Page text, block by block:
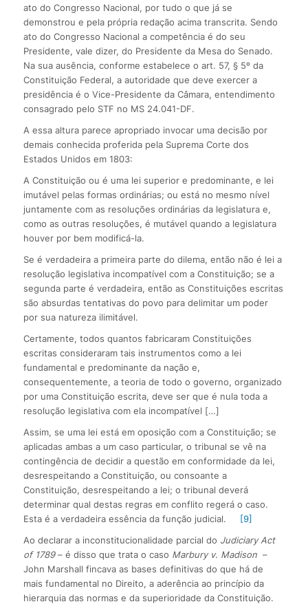
ato do Congresso Nacional, por tudo o que já se
demonstrou e pela própria redação acima transcrita. Sendo
ato do Congresso Nacional a competência é do seu
Presidente, vale dizer, do Presidente da Mesa do Senado.
Na sua ausência, conforme estabelece o art. 57, § 5º da
Constituição Federal, a autoridade que deve exercer a
presidência é o Vice-Presidente da Câmara, entendimento
consagrado pelo STF no MS 24.041-DF.
A essa altura parece apropriado invocar uma decisão por
demais conhecida proferida pela Suprema Corte dos
Estados Unidos em 1803:
A Constituição ou é uma lei superior e predominante, e lei
imutável pelas formas ordinárias; ou está no mesmo nível
juntamente com as resoluções ordinárias da legislatura e,
como as outras resoluções, é mutável quando a legislatura
houver por bem modificá-la.
Se é verdadeira a primeira parte do dilema, então não é lei a
resolução legislativa incompatível com a Constituição; se a
segunda parte é verdadeira, então as Constituições escritas
são absurdas tentativas do povo para delimitar um poder
por sua natureza ilimitável.
Certamente, todos quantos fabricaram Constituições
escritas consideraram tais instrumentos como a lei
fundamental e predominante da nação e,
consequentemente, a teoria de todo o governo, organizado
por uma Constituição escrita, deve ser que é nula toda a
resolução legislativa com ela incompatível […]
Assim, se uma lei está em oposição com a Constituição; se
aplicadas ambas a um caso particular, o tribunal se vê na
contingência de decidir a questão em conformidade da lei,
desrespeitando a Constituição, ou consoante a
Constituição, desrespeitando a lei; o tribunal deverá
determinar qual destas regras em conflito regerá o caso.
Esta é a verdadeira essência da função judicial.
[9]
Ao declarar a inconstitucionalidade parcial do Judiciary Act
of 1789– é disso que trata o caso Marbury v. Madison–
John Marshall fincava as bases definitivas do que há de
mais fundamental no Direito, a aderência ao princípio da
hierarquia das normas e da superioridade da Constituição.